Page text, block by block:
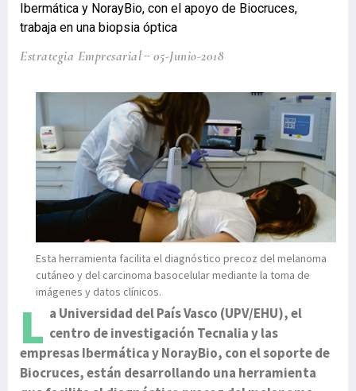
Ibermática y NorayBio, con el apoyo de Biocruces,
trabaja en una biopsia óptica
Estrategia Empresarial 05-Junio-2018
Esta herramienta facilita el diagnóstico precoz del melanoma
cutáneo y del carcinoma basocelular mediante la toma de
imágenes y datos clínicos.
L a Universidad del País Vasco (UPV/EHU), el
centro de investigación Tecnalia y las
empresas Ibermática y NorayBio, con el soporte de
Biocruces, están desarrollando una herramienta